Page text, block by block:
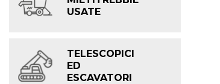
USATE
TELESCOPICI
ED
ESCAVATORI